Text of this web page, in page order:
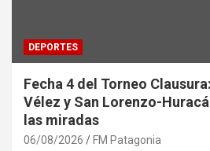
DEPORTES
Fecha 4 del Torneo
Vélez y San Lorenzo-
las miradas
06/08/2026 FM Patagonia